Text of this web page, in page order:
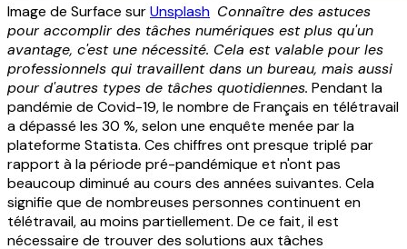
Image de Surface surUnsplash Connaître des astuces
pour accomplir des tâches numériques est plus qu'un
avantage, c'est une nécessité. Cela est valable pour les
professionnels qui travaillent dans un bureau, mais aussi
pour d'autres types de tâches quotidiennes. Pendant la
pandémie de Covid-19, le nombre de Français en télétravail
a dépassé les 30 %, selon une enquête menée par la
plateforme Statista. Ces chiffres ont presque triplé par
rapport à la période pré-pandémique et n'ont pas
beaucoup diminué au cours des années suivantes. Cela
signifie que de nombreuses personnes continuent en
télétravail, au moins partiellement. De ce fait, il est
nécessaire de trouver des solutions aux tâches